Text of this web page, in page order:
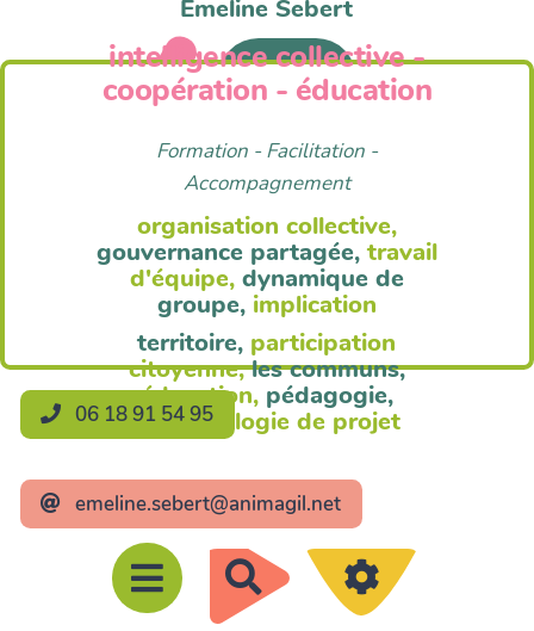
R
e
Anim'Agil
Emeline Sebert
intelligence collective -
coopération - éducation
Formation - Facilitation -
Accompagnement
organisation collective,
gouvernance partagée, travail
d'équipe, dynamique de
groupe, implication
territoire, participation
citoyenne, les communs,
éducation, pédagogie,
méthodologie de projet
06 18 91 54 95
emeline.sebert@animagil.net